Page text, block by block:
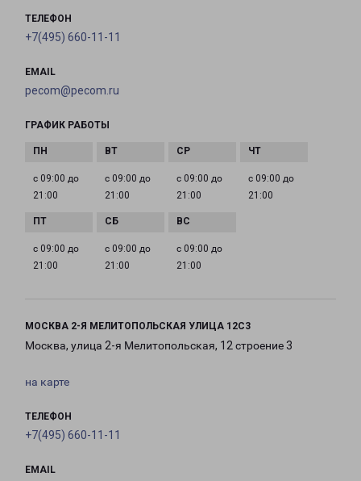
ТЕЛЕФОН
+7(495) 660-11-11
EMAIL
pecom@pecom.ru
ГРАФИК РАБОТЫ
с 09:00 до
21:00
с 09:00 до
21:00
с 09:00 до
21:00
с 09:00 до
21:00
с 09:00 до
21:00
с 09:00 до
21:00
с 09:00 до
21:00
МОСКВА 2-Я МЕЛИТОПОЛЬСКАЯ УЛИЦА 12С3
Москва, улица 2-я Мелитопольская, 12 строение 3
на карте
ТЕЛЕФОН
+7(495) 660-11-11
EMAIL